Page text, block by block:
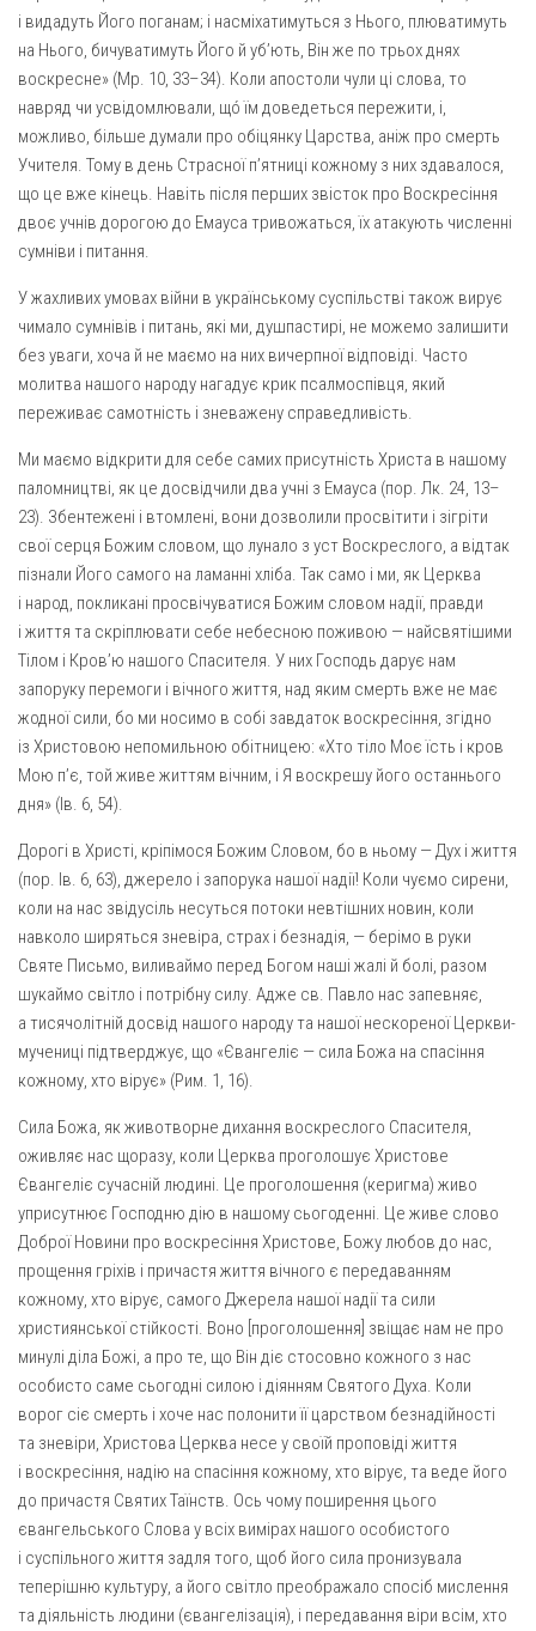
Сумщина
Оголошення
Трансляції
і видадуть Його поганам; і насміхатимуться з Нього, плюватимуть
на Нього, бичуватимуть Його й уб’ють, Він же по трьох днях
воскресне» (Мр. 10, 33–34). Коли апостоли чули ці слова, то
навряд чи усвідомлювали, щó їм доведеться пережити, і,
можливо, більше думали про обіцянку Царства, аніж про смерть
Учителя. Тому в день Страсної п’ятниці кожному з них здавалося,
що це вже кінець. Навіть після перших звісток про Воскресіння
двоє учнів дорогою до Емауса тривожаться, їх атакують численні
сумніви і питання.
У жахливих умовах війни в українському суспільстві також вирує
чимало сумнівів і питань, які ми, душпастирі, не можемо залишити
без уваги, хоча й не маємо на них вичерпної відповіді. Часто
молитва нашого народу нагадує крик псалмоспівця, який
переживає самотність і зневажену справедливість.
Ми маємо відкрити для себе самих присутність Христа в нашому
паломництві, як це досвідчили два учні з Емауса (пор. Лк. 24, 13–
23). Збентежені і втомлені, вони дозволили просвітити і зігріти
свої серця Божим словом, що лунало з уст Воскреслого, а відтак
пізнали Його самого на ламанні хліба. Так само і ми, як Церква
і народ, покликані просвічуватися Божим словом надії, правди
і життя та скріплювати себе небесною поживою — найсвятішими
Тілом і Кров’ю нашого Спасителя. У них Господь дарує нам
запоруку перемоги і вічного життя, над яким смерть вже не має
жодної сили, бо ми носимо в собі завдаток воскресіння, згідно
із Христовою непомильною обітницею: «Хто тіло Моє їсть і кров
Мою п’є, той живе життям вічним, і Я воскрешу його останнього
дня» (Ів. 6, 54).
Дорогі в Христі, кріпімося Божим Словом, бо в ньому — Дух і життя
(пор. Ів. 6, 63), джерело і запорука нашої надії! Коли чуємо сирени,
коли на нас звідусіль несуться потоки невтішних новин, коли
навколо ширяться зневіра, страх і безнадія, — берімо в руки
Святе Письмо, виливаймо перед Богом наші жалі й болі, разом
шукаймо світло і потрібну силу. Адже св. Павло нас запевняє,
а тисячолітній досвід нашого народу та нашої нескореної Церкви-
мучениці підтверджує, що «Євангеліє — сила Божа на спасіння
кожному, хто вірує» (Рим. 1, 16).
Сила Божа, як животворне дихання воскреслого Спасителя,
оживляє нас щоразу, коли Церква проголошує Христове
Євангеліє сучасній людині. Це проголошення (керигма) живо
уприсутнює Господню дію в нашому сьогоденні. Це живе слово
Доброї Новини про воскресіння Христове, Божу любов до нас,
прощення гріхів і причастя життя вічного є передаванням
кожному, хто вірує, самого Джерела нашої надії та сили
християнської стійкості. Воно [проголошення] звіщає нам не про
минулі діла Божі, а про те, що Він діє стосовно кожного з нас
особисто саме сьогодні силою і діянням Святого Духа. Коли
ворог сіє смерть і хоче нас полонити її царством безнадійності
та зневіри, Христова Церква несе у своїй проповіді життя
і воскресіння, надію на спасіння кожному, хто вірує, та веде його
до причастя Святих Таїнств. Ось чому поширення цього
євангельського Слова у всіх вимірах нашого особистого
і суспільного життя задля того, щоб його сила пронизувала
теперішню культуру, а його світло преображало спосіб мислення
та діяльність людини (євангелізація), і передавання віри всім, хто